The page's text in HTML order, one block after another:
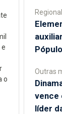
o
Regional
Pópulo
Outras
vence
líder